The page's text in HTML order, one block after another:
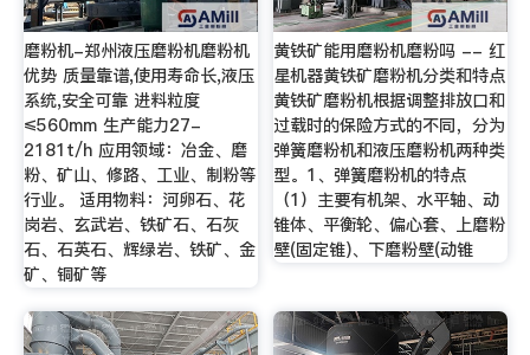
磨粉机-郑州液压磨粉机磨粉机
优势 质量靠谱,使用寿命长,液压
系统,安全可靠 进料粒度
≤560mm 生产能力27-
2181t/h 应用领域：冶金、磨
粉、矿山、修路、工业、制粉等
行业。 适用物料：河卵石、花
岗岩、玄武岩、铁矿石、石灰
石、石英石、辉绿岩、铁矿、金
矿、铜矿等
黄铁矿能用磨粉机磨粉吗 -- 红
星机器黄铁矿磨粉机分类和特点
黄铁矿磨粉机根据调整排放口和
过载时的保险方式的不同，分为
弹簧磨粉机和液压磨粉机两种类
型。1、弹簧磨粉机的特点
（1）主要有机架、水平轴、动
锥体、平衡轮、偏心套、上磨粉
壁(固定锥)、下磨粉壁(动锥